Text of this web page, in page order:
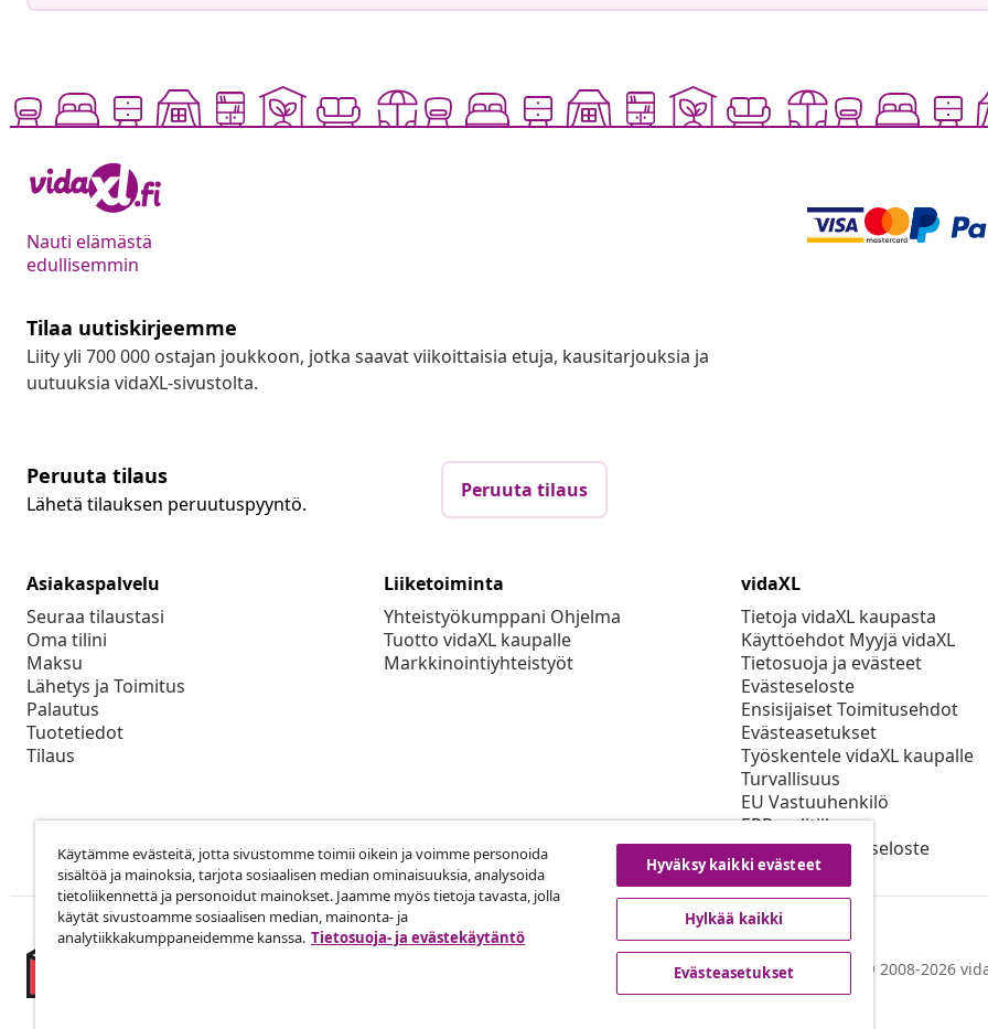
Nauti elämästä
edullisemmin
Tilaa uutiskirjeemme
Liity yli 700 000 ostajan joukkoon, jotka saavat viikoittaisia etuja, kausitarjouksia ja
uutuuksia vidaXL-sivustolta.
Peruuta tilaus
Lähetä tilauksen peruutuspyyntö.
Peruuta tilaus
Asiakaspalvelu
Seuraa tilaustasi
Oma tilini
Maksu
Lähetys ja Toimitus
Palautus
Tuotetiedot
Tilaus
Liiketoiminta
Yhteistyökumppani Ohjelma
Tuotto vidaXL kaupalle
Markkinointiyhteistyöt
vidaXL
Tietoja vidaXL kaupasta
Käyttöehdot Myyjä vidaXL
Tietosuoja ja evästeet
Evästeseloste
Ensisijaiset Toimitusehdot
Evästeasetukset
Työskentele vidaXL kaupalle
Turvallisuus
EU Vastuuhenkilö
EPR-politiikan
Saavutettavuusseloste
© 2008-2026
Käytämme evästeitä, jotta sivustomme toimii oikein ja voimme personoida
sisältöä ja mainoksia, tarjota sosiaalisen median ominaisuuksia, analysoida
tietoliikennettä ja personoidut mainokset. Jaamme myös tietoja tavasta, jolla
käytät sivustoamme sosiaalisen median, mainonta- ja
analytiikkakumppaneidemme kanssa. Tietosuoja- ja evästekäytäntö
Hyväksy kaikki evästeet
Hylkää kaikki
Evästeasetukset